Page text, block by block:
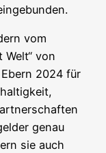
vom
Welt“ von
2024 für
genau
sie auch